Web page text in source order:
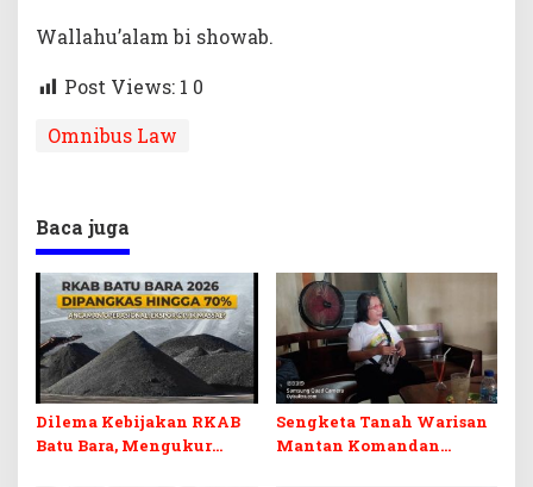
Wallahu’alam bi showab.
Post Views: 1 0
Omnibus Law
Baca juga
Dilema Kebijakan RKAB
Batu Bara, Mengukur
Sengketa Tanah Warisan
Mantan Komandan